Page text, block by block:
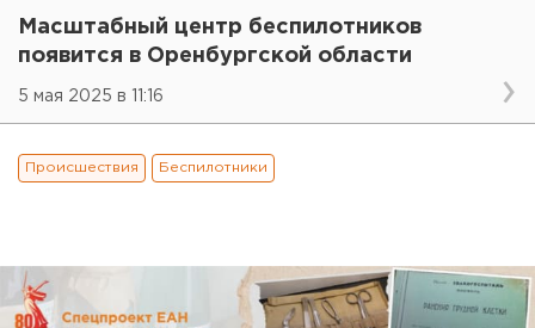
Масштабный центр беспилотников
появится в Оренбургской области
5 мая 2025 в 11:16
Происшествия Беспилотники